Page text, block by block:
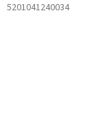
5201041240034